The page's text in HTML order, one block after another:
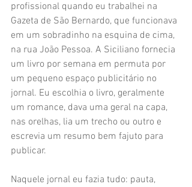
profissional quando eu trabalhei na
Gazeta de São Bernardo, que funcionava
em um sobradinho na esquina de cima,
na rua João Pessoa. A Siciliano fornecia
um livro por semana em permuta por
um pequeno espaço publicitário no
jornal. Eu escolhia o livro, geralmente
um romance, dava uma geral na capa,
nas orelhas, lia um trecho ou outro e
escrevia um resumo bem fajuto para
publicar.
Naquele jornal eu fazia tudo: pauta,